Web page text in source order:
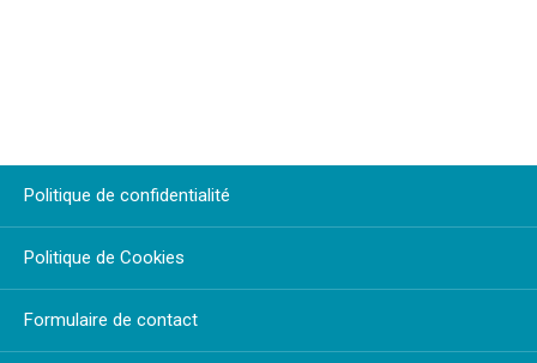
Politique de confidentialité
Politique de Cookies
Formulaire de contact